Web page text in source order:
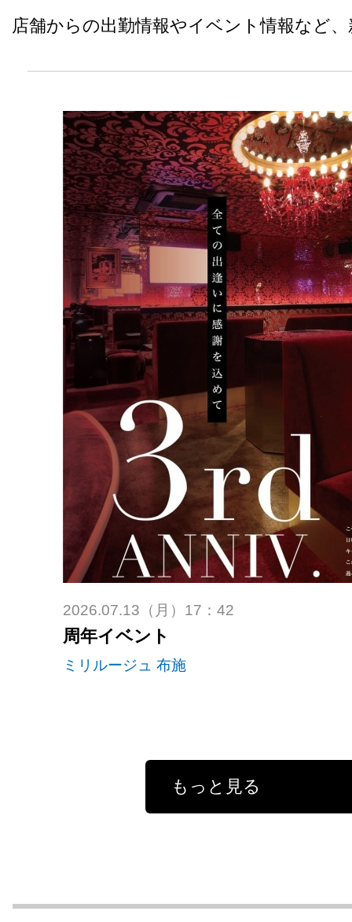
店舗からの出勤情報やイベント情報など
2026.07.13（月）17：42
周年イベント
ミリルージュ 布施
もっと見る